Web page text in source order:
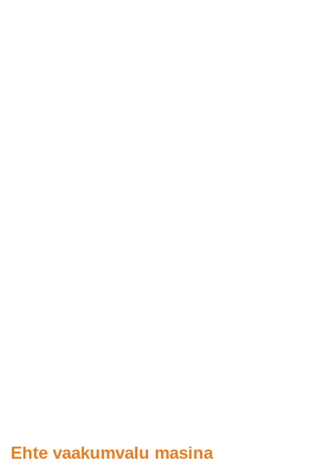
Ehte vaakumvalu masina